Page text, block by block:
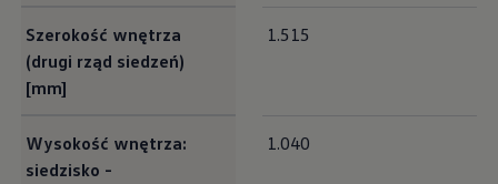
Szerokość wnętrza
(drugi rząd siedzeń)
[mm]
1.515
Wysokość wnętrza:
siedzisko -
1.040